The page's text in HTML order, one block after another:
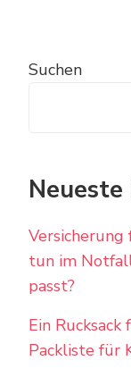
Suchen
Versicherung
tun im
passt?
Ein
Packliste für